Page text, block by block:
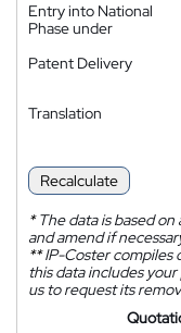
Entry into National
Phase under
Patent Delivery
Translation
Recalculate
*The data is based
and amend if
**IP-Coster compiles
this data includes
us to request its